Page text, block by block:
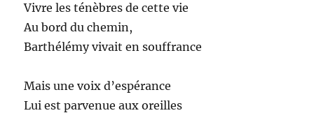
Vivre les ténèbres de cette vie
Au bord du chemin,
Barthélémy vivait en souffrance
Mais une voix d’espérance
Lui est parvenue aux oreilles